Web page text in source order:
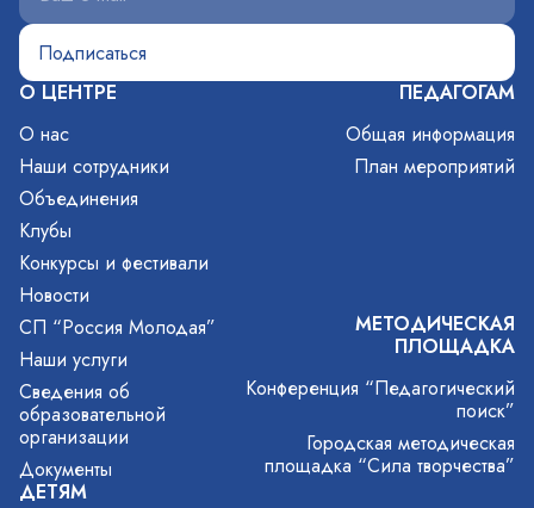
О ЦЕНТРЕ
О нас
Наши сотрудники
Объединения
Клубы
Конкурсы и фестивали
Новости
СП “Россия Молодая”
Наши услуги
Сведения об
образовательной
организации
Документы
ДЕТЯМ
ПЕДАГОГАМ
Общая информация
План мероприятий
МЕТОДИЧЕСКАЯ
ПЛОЩАДКА
Конференция “Педагогический
поиск”
Городская методическая
площадка “Сила творчества”